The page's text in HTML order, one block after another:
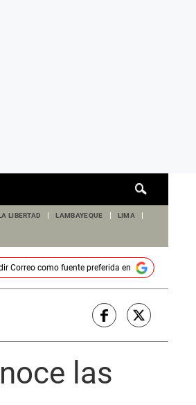
de
LIBERTAD LAMBAYEQUE LIMA
Correocomo fuente preferida en
las